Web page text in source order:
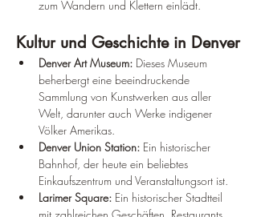
zum Wandern und Klettern einlädt.
Kultur und Geschichte in Denver
Denver Art Museum: Dieses Museum
beherbergt eine beeindruckende
Sammlung von Kunstwerken aus aller
Welt, darunter auch Werke indigener
Völker Amerikas.
Denver Union Station: Ein historischer
Bahnhof, der heute ein beliebtes
Einkaufszentrum und Veranstaltungsort ist.
Larimer Square: Ein historischer Stadtteil